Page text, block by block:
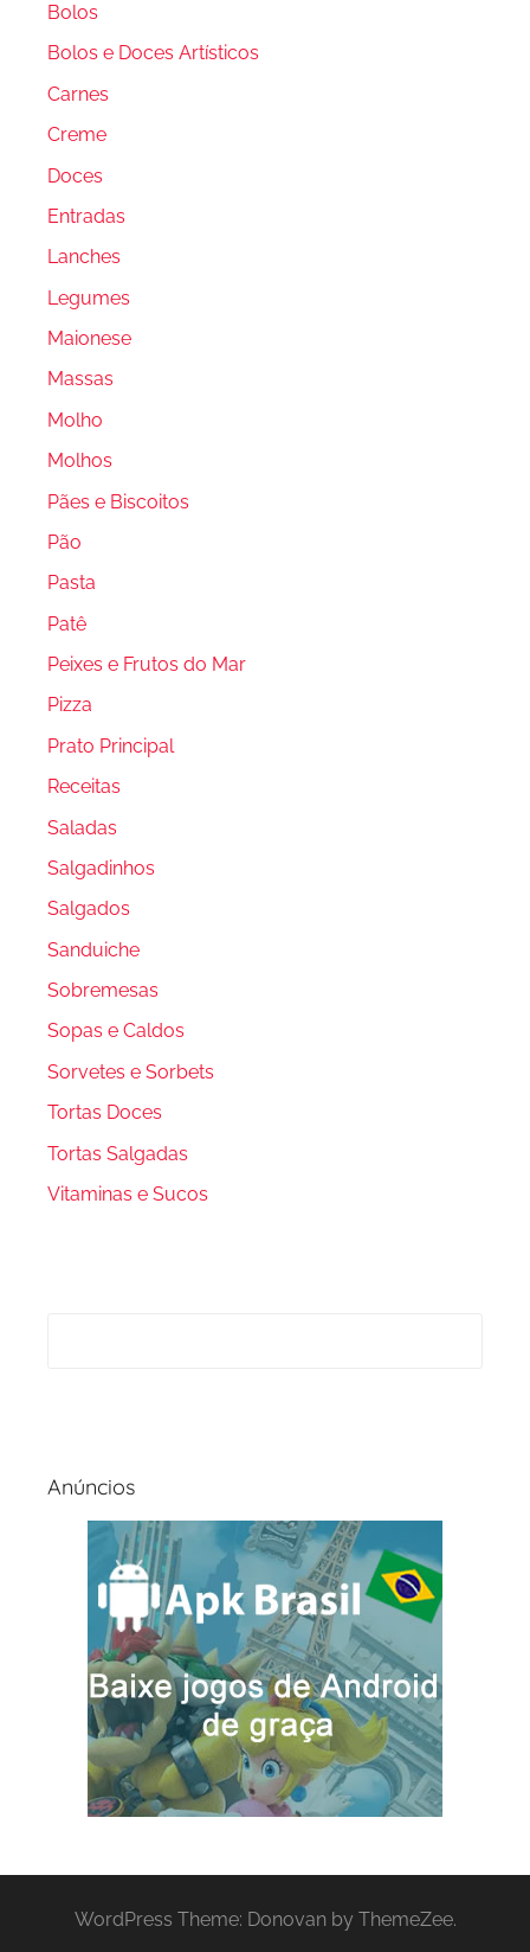
Bolos
Bolos e Doces Artísticos
Carnes
Creme
Doces
Entradas
Lanches
Legumes
Maionese
Massas
Molho
Molhos
Pães e Biscoitos
Pão
Pasta
Patê
Peixes e Frutos do Mar
Pizza
Prato Principal
Receitas
Saladas
Salgadinhos
Salgados
Sanduiche
Sobremesas
Sopas e Caldos
Sorvetes e Sorbets
Tortas Doces
Tortas Salgadas
Vitaminas e Sucos
Anúncios
WordPress Theme: Donovan by ThemeZee.